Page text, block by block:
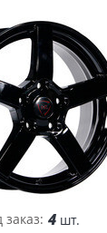
заказ: 4шт.